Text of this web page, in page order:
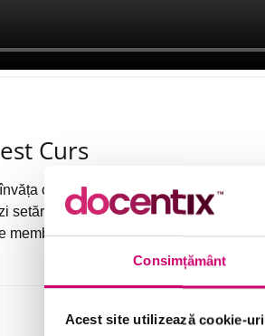
Consimțământ
Acest site utilizează cookie-uri
Curs
cum să creezi echipe și canale.
setările din echipă, precum logo-ul
membrilor din echipe și canale și